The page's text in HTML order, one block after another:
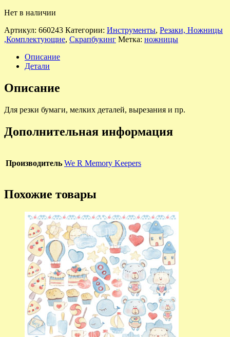
Нет в наличии
Артикул: 660243 Категории: Инструменты, Резаки, Ножницы
,Комплектующие, Скрапбукинг Метка: ножницы
Описание
Детали
Описание
Для резки бумаги, мелких деталей, вырезания и пр.
Дополнительная информация
Производитель We R Memory Keepers
Похожие товары